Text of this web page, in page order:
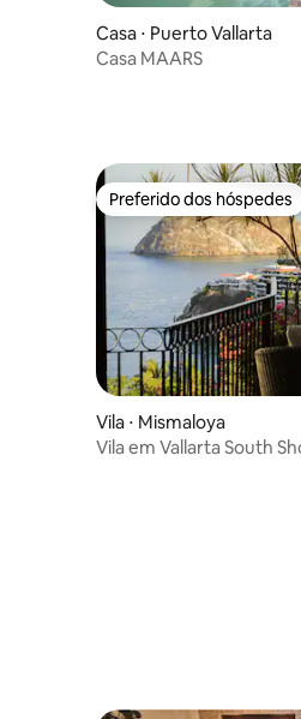
Casa ⋅ Puerto Vallarta
Casa MAARS
Preferido dos hóspedes
Preferido dos hóspedes
Vila ⋅ Mismaloya
Vila em Vallarta South